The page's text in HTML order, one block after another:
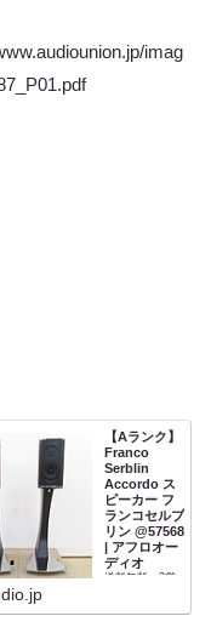
imag
【Aランク】
Franco
Serblin
Accordo ス
ピーカー フ
ランコセルブ
リン @57568
| アフロオー
ディオ
送料無料・3営